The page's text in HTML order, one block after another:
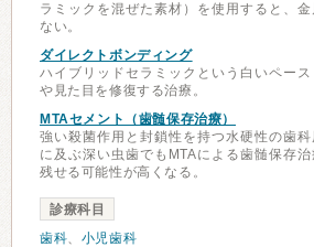
ラミックを混ぜた素材）を使用すると、
ない。
ダイレクトボンディング
ハイブリッドセラミックという白いペー
や見た目を修復する治療。
MTAセメント（歯髄保存治療）
強い殺菌作用と封鎖性を持つ水硬性の歯
に及ぶ深い虫歯でもMTAによる歯髄保存
残せる可能性が高くなる。
診療科目
歯科、 小児歯科